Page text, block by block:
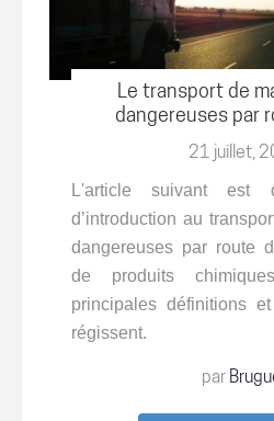
Le transport de
dangereuses par
distribution de
21 juillet,
L'article suivant est
d’introduction au
dangereuses par route
de produits
principales définitions
régissent.
par